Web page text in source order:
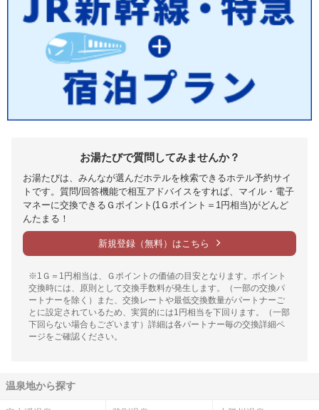
お湯たびで質問してみませんか？
お湯たびは、みんなが選んだホテルを検索できるホテル予約サイ
トです。質問/回答機能で相互アドバイスをすれば、マイル・電子
マネーに交換できるＧポイント(1Ｇポイント＝1円相当)がどんど
んたまる！
新規登録（無料）はこちら
※1Ｇ＝1円相当は、Ｇポイントの価値の目安となります。ポイント
交換時には、原則として交換手数料が発生します。（一部の交換パ
ートナーを除く）また、交換レートや最低交換数量がパートナーご
とに設定されているため、実質的には1円相当を下回ります。（一部
下回らない場合もございます）詳細は各パートナー毎の交換詳細ペ
ージをご確認ください。
温泉地から探す